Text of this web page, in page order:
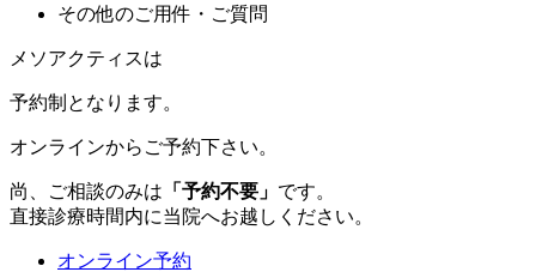
その他のご用件・ご質問
メソアクティスは
予約制 となります。
オンラインからご予約下さい。
尚、ご相談のみは 「予約不要」 です。
直接診療時間内に当院へお越しください。
オンライン予約